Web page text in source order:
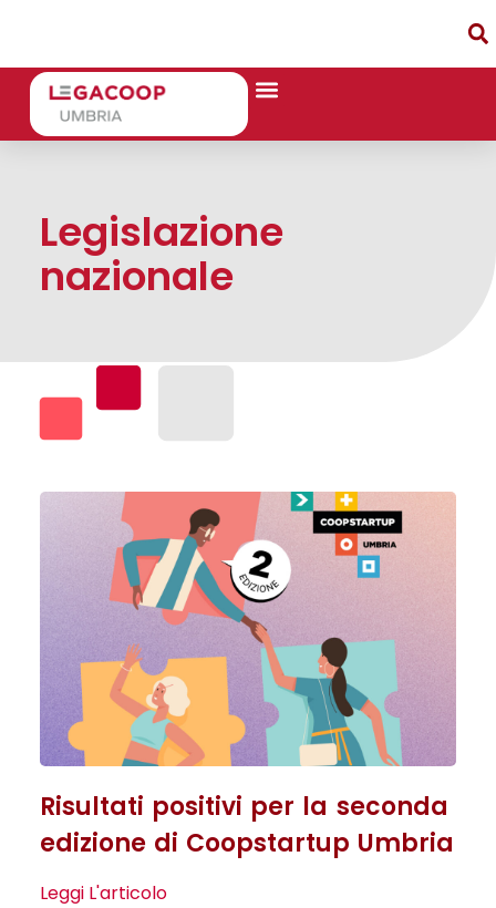
Legislazione
nazionale
Risultati positivi per la seconda
edizione di Coopstartup Umbria
Leggi L'articolo